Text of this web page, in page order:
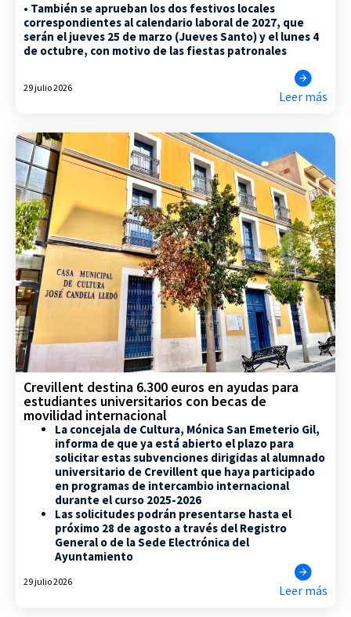
• También se aprueban los dos festivos locales
correspondientes al calendario laboral de 2027, que
serán el jueves 25 de marzo (Jueves Santo) y el lunes 4
de octubre, con motivo de las fiestas patronales
29 julio 2026
Leer más
Crevillent destina 6.300 euros en ayudas para
estudiantes universitarios con becas de
movilidad internacional
La concejala de Cultura, Mónica San Emeterio Gil,
informa de que ya está abierto el plazo para
solicitar estas subvenciones dirigidas al alumnado
universitario de Crevillent que haya participado
en programas de intercambio internacional
durante el curso 2025-2026
Las solicitudes podrán presentarse hasta el
próximo 28 de agosto a través del Registro
General o de la Sede Electrónica del
Ayuntamiento
29 julio 2026
Leer más